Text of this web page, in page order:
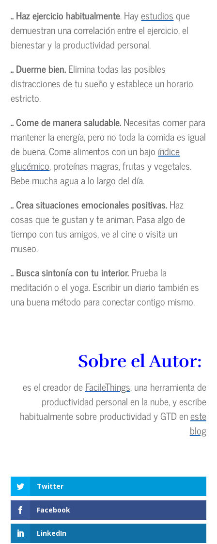
.. Haz ejercicio habitualmente. Hayestudiosque
demuestran una correlación entre el ejercicio, el
bienestar y la productividad personal.
.. Duerme bien.Elimina todas las posibles
distracciones de tu sueño y establece un horario
estricto.
.. Come de manera saludable.Necesitas comer para
mantener la energía, pero no toda la comida es igual
de buena. Come alimentos con un bajo índice
glucémico, proteínas magras, frutas y vegetales.
Bebe mucha agua a lo largo del día.
.. Crea situaciones emocionales positivas.Haz
cosas que te gustan y te animan. Pasa algo de
tiempo con tus amigos, ve al cine o visita un
museo.
.. Busca sintonía con tu interior.Prueba la
meditación o el yoga. Escribir un diario también es
una buena método para conectar contigo mismo.
Sobre el Autor:
es el creador deFacileThings, una herramienta de
productividad personal en la nube, y escribe
habitualmente sobre productividad y GTD eneste
blog
Twitter
Facebook
LinkedIn